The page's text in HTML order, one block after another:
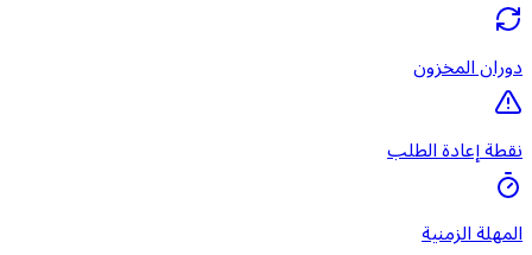
دوران المخزون
نقطة إعادة الطلب
المهلة الزمنية